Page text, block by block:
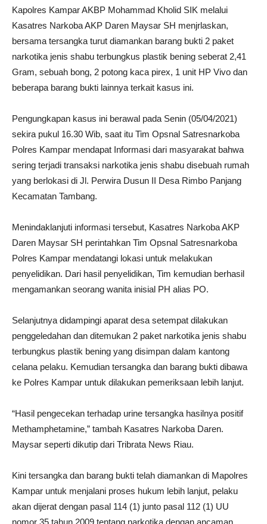
Kapolres Kampar AKBP Mohammad Kholid SIK melalui
Kasatres Narkoba AKP Daren Maysar SH menjrlaskan,
bersama tersangka turut diamankan barang bukti 2 paket
narkotika jenis shabu terbungkus plastik bening seberat 2,41
Gram, sebuah bong, 2 potong kaca pirex, 1 unit HP Vivo dan
beberapa barang bukti lainnya terkait kasus ini.
Pengungkapan kasus ini berawal pada Senin (05/04/2021)
sekira pukul 16.30 Wib, saat itu Tim Opsnal Satresnarkoba
Polres Kampar mendapat Informasi dari masyarakat bahwa
sering terjadi transaksi narkotika jenis shabu disebuah rumah
yang berlokasi di Jl. Perwira Dusun II Desa Rimbo Panjang
Kecamatan Tambang.
Menindaklanjuti informasi tersebut, Kasatres Narkoba AKP
Daren Maysar SH perintahkan Tim Opsnal Satresnarkoba
Polres Kampar mendatangi lokasi untuk melakukan
penyelidikan. Dari hasil penyelidikan, Tim kemudian berhasil
mengamankan seorang wanita inisial PH alias PO.
Selanjutnya didampingi aparat desa setempat dilakukan
penggeledahan dan ditemukan 2 paket narkotika jenis shabu
terbungkus plastik bening yang disimpan dalam kantong
celana pelaku. Kemudian tersangka dan barang bukti dibawa
ke Polres Kampar untuk dilakukan pemeriksaan lebih lanjut.
“Hasil pengecekan terhadap urine tersangka hasilnya positif
Methamphetamine,” tambah Kasatres Narkoba Daren.
Maysar seperti dikutip dari Tribrata News Riau.
Kini tersangka dan barang bukti telah diamankan di Mapolres
Kampar untuk menjalani proses hukum lebih lanjut, pelaku
akan dijerat dengan pasal 114 (1) junto pasal 112 (1) UU